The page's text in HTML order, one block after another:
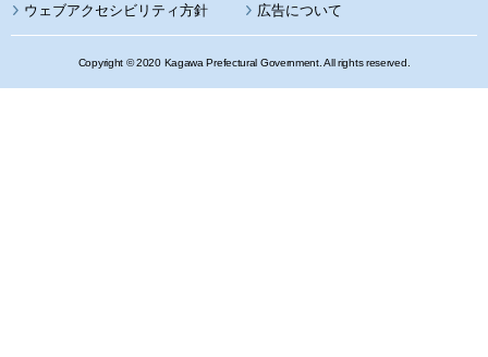
ウェブアクセシビリティ方針 広告について
Copyright © 2020 Kagawa Prefectural Government. All rights reserved.